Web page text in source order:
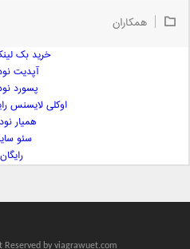
امیر علی
ایمان فلاح
همکاران
خرید بک
آپدیت نود
پسورد نود
اوکلی لایسنس
همیار نود
سئو
رایگان
by viagrawuet.com